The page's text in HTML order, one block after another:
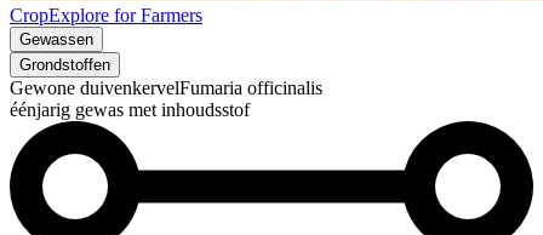
CropExplore for Farmers
Gewassen
Grondstoffen
Gewone duivenkervelFumaria officinalis
éénjarig gewas met inhoudsstof